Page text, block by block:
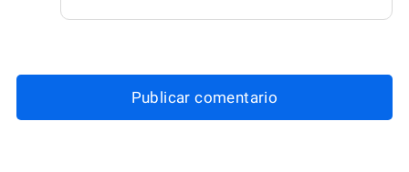
Publicar comentario